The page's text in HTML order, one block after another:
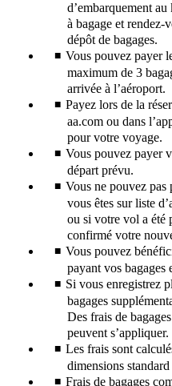
d’embarquement
à bagage et rendez-
dépôt de bagages.
Vous pouvez payer
maximum de 3
arrivée à l’aéroport.
Payez lors de la
aa.com ou dans
pour votre voyage.
Vous pouvez payer
départ prévu.
Vous ne pouvez pas
vous êtes sur liste
ou si votre vol a été
confirmé votre
Vous pouvez
payant vos bagages
Si vous enregistrez
bagages
Des frais de
peuvent s’appliquer.
Les frais sont
dimensions
Frais de bagages